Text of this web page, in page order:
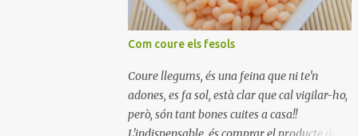
Com coure els fesols
Coure llegums, és una feina que ni te'n
adones, es fa sol, està clar que cal vigilar-ho,
però, són tant bones cuites a casa!!